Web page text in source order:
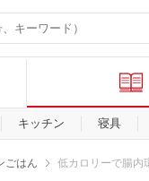
キッチン 寝具
ごはん 低カロリーで腸内